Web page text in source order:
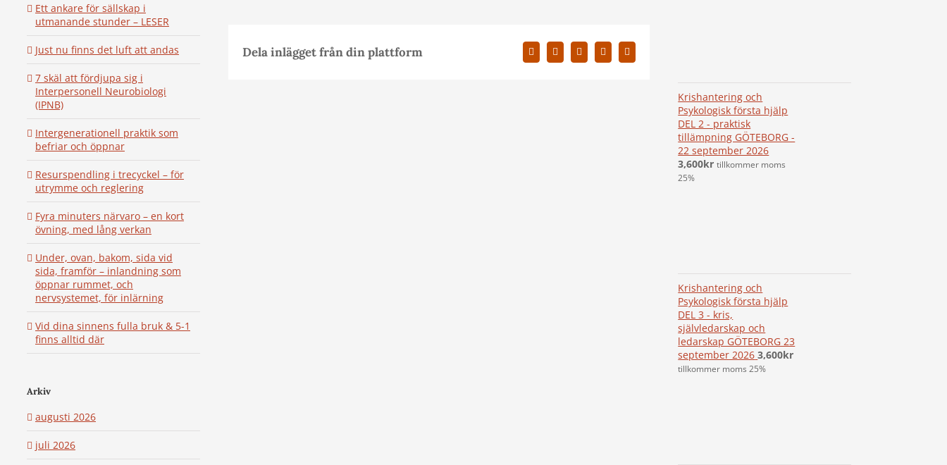
Dela inlägget från din plattform Facebook
X LinkedInPinterest
E-
post
Ett ankare för sällskap i
utmanande stunder – LESER
Just nu finns det luft att andas
7 skäl att fördjupa sig i
Interpersonell Neurobiologi
(IPNB)
Intergenerationell praktik som
befriar och öppnar
Resurspendling i trecyckel – för
utrymme och reglering
Fyra minuters närvaro – en kort
övning, med lång verkan
Under, ovan, bakom, sida vid
sida, framför – inlandning som
öppnar rummet, och
nervsystemet, för inlärning
Vid dina sinnens fulla bruk & 5-1
finns alltid där
Arkiv
augusti 2026
juli 2026
Krishantering och
Psykologisk första hjälp
DEL 2 - praktisk
tillämpning GÖTEBORG -
22 september 2026
3,600kr tillkommer moms
25%
Krishantering och
Psykologisk första hjälp
DEL 3 - kris,
självledarskap och
ledarskap GÖTEBORG 23
september 2026 3,600kr
tillkommer moms 25%